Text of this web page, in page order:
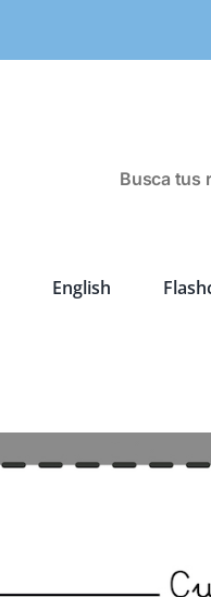
Busca tus
English